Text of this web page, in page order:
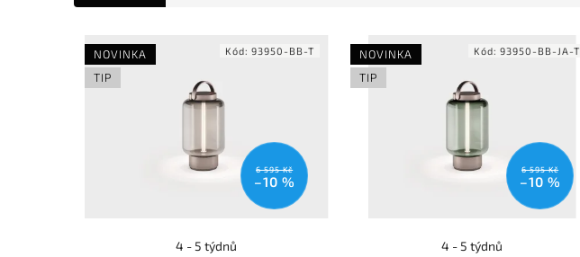
NOVINKA
TIP
6 595 Kč
–10 %
4 - 5 týdnů
Kód:93950-BB-T
NOVINKA
TIP
6 595 Kč
–10 %
4 - 5 týdnů
Kód:93950-BB-JA-T